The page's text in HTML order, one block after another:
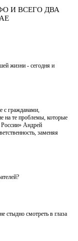
И ВСЕГО ДВА
жизни - сегодня и
с гражданами,
на те проблемы, которые
Андрей
заменяя
стыдно смотреть в глаза